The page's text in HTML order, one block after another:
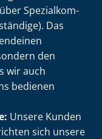
Spe­zi­al­kom­
Das
den
wir auch
bedienen
Unsere Kunden
sich unsere